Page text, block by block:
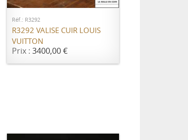
Réf.: R3292
R3292 VALISE CUIR LOUIS
VUITTON
Prix :3400,00 €